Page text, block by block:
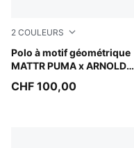
2 COULEURS
Polo à motif géométrique
MATTR PUMA x ARNOLD
Alpine Snow-Rose Glow
CHF 100,00